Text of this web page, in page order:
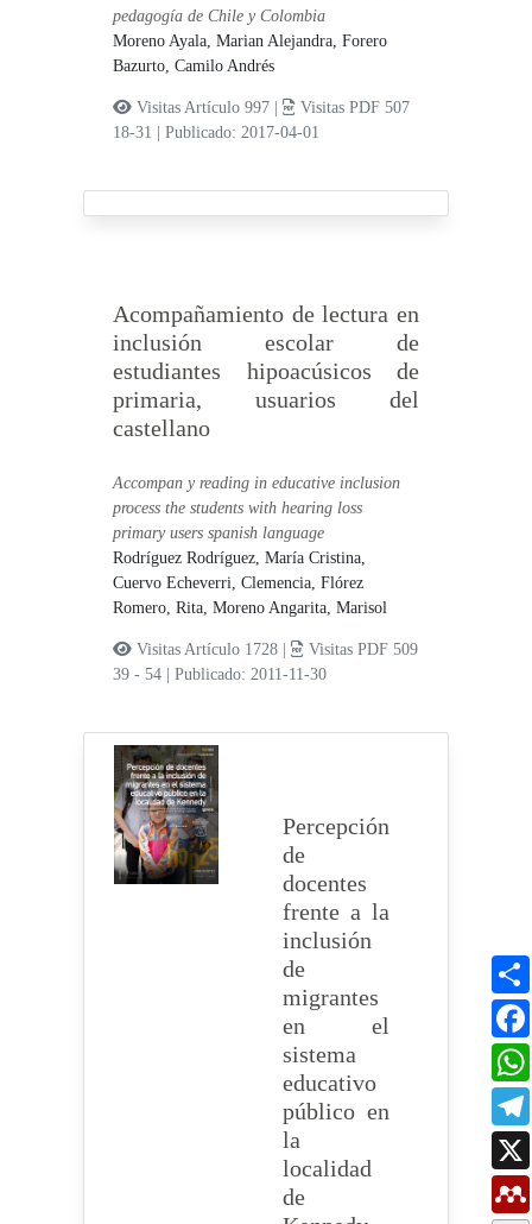
pedagogía de Chile y Colombia
Moreno Ayala, Marian Alejandra,Forero
Bazurto, Camilo Andrés
Visitas Artículo 997 |
Visitas PDF 507
18-31
|Publicado: 2017-04-01
Acompañamiento de lectura en
inclusión escolar de
estudiantes hipoacúsicos de
primaria, usuarios del
castellano
Accompan y reading in educative inclusion
process the students with hearing loss
primary users spanish language
Rodríguez Rodríguez, María Cristina,
Cuervo Echeverri, Clemencia,Flórez
Romero, Rita,Moreno Angarita, Marisol
Visitas Artículo 1728 |
Visitas PDF 509
39 - 54
|Publicado: 2011-11-30
Percepción
de
docentes
frente a la
inclusión
de
migrantes
en el
sistema
educativo
público en
la
localidad
de